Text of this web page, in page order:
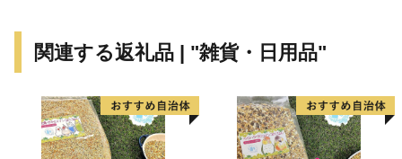
関連する返礼品 | "雑貨・日用品"